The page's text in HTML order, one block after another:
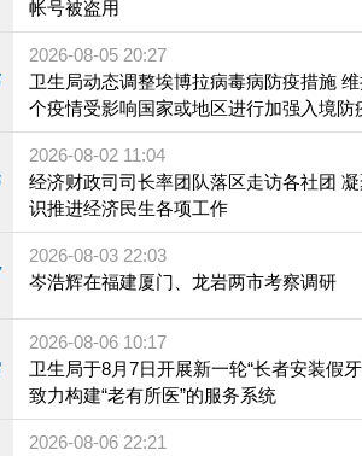
帐号被盗用
2026-08-05 20:27
卫生局动态调整埃博拉病毒病防疫措施
个疫情受影响国家或地区进行加强入境防
施
2026-08-02 11:04
经济财政司司长率团队落区走访各社团
识推进经济民生各项工作
2026-08-03 22:03
岑浩辉在福建厦门、龙岩两市考察调研
2026-08-06 10:17
卫生局于8月7日开展新一轮“长者安装假
致力构建“老有所医”的服务系统
2026-08-06 22:21